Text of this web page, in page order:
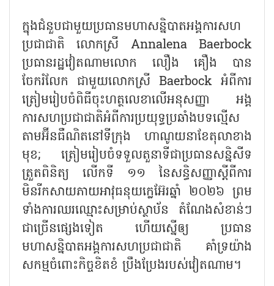
ក្នុងជំនួបជាមួយប្រធានមហាសន្និបាតអង្គការសហ
ប្រជាជាតិ លោកស្រី Annalena Baerbock
ប្រធានរដ្ឋវៀតណាមលោក លឿង គឿង បាន
ចែករំលែក ជាមួយលោកស្រី Baerbock អំពីការ
ត្រៀមរៀបចំពិធីចុះហត្ថលេខាលើអនុសញ្ញា អង្គ
ការសហប្រជាជាតិអំពីការប្រយុទ្ធប្រឆាំងបទល្មើស
តាមអ៊ីនធឺណិតនៅទីក្រុង ហាណូយនាខែតុលាខាង
មុខ; ត្រៀមរៀបចំទទួលតួនាទីជាប្រធានសន្និសីទ
ត្រួតពិនិត្យ លើកទី ១១ នៃសន្ធិសញ្ញាស្តីពីការ
មិនរីកសាយភាយអាវុធនុយក្លេអ៊ែរឆ្នាំ ២០២៦ ព្រម
ទាំងការឈរឈ្មោះសម្រាប់ស្ថាប័ន តំណែងសំខាន់ៗ
ជាច្រើនផ្សេងទៀត ហើយស្នើឲ្យ ប្រធាន
មហាសន្និបាតអង្គការសហប្រជាជាតិ គាំទ្រយ៉ាង
សកម្មចំពោះកិច្ចខិតខំ ប្រឹងប្រែងរបស់វៀតណាម។